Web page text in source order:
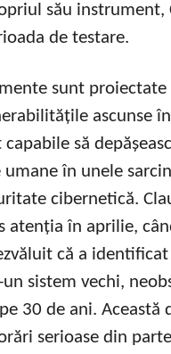
său instrument,
de testare.
sunt proiectate
ascunse
să
în unele
cibernetică.
atenția în aprilie,
că a
sistem vechi,
30 de ani. Această
serioase din